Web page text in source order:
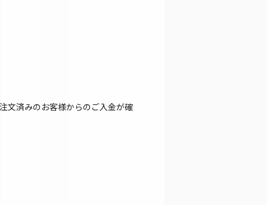
文済みのお客様からのご入金が確